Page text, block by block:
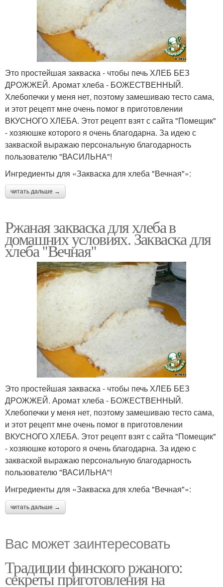
Это простейшая закваска - чтобы печь ХЛЕБ БЕЗ
ДРОЖЖЕЙ. Аромат хлеба - БОЖЕСТВЕННЫЙ.
Хлебопечки у меня нет, поэтому замешиваю тесто сама,
и этот рецепт мне очень помог в приготовлении
ВКУСНОГО ХЛЕБА. Этот рецепт взят с сайта "Помещик"
- хозяюшке которого я очень благодарна. За идею с
закваской выражаю персональную благодарность
пользователю "ВАСИЛЬНА"!
Ингредиенты для «Закваска для хлеба "Вечная"»:
читать дальше →
Ржаная закваска для хлеба в
домашних условиях. Закваска для
хлеба "Вечная"
Это простейшая закваска - чтобы печь ХЛЕБ БЕЗ
ДРОЖЖЕЙ. Аромат хлеба - БОЖЕСТВЕННЫЙ.
Хлебопечки у меня нет, поэтому замешиваю тесто сама,
и этот рецепт мне очень помог в приготовлении
ВКУСНОГО ХЛЕБА. Этот рецепт взят с сайта "Помещик"
- хозяюшке которого я очень благодарна. За идею с
закваской выражаю персональную благодарность
пользователю "ВАСИЛЬНА"!
Ингредиенты для «Закваска для хлеба "Вечная"»:
читать дальше →
Вас может заинтересовать
Традиции финского ржаного:
секреты приготовления на